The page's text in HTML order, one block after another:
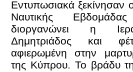
Εντυπωσιακά ξεκίνησαν
Ναυτικής
διοργανώνει η
Δημητριάδος και
αφιερωμένη στην
της Κύπρου. Το βράδυ